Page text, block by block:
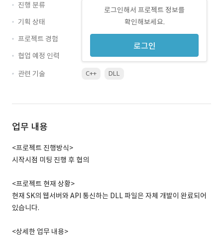
로그인해서 프로젝트 정보를
확인해보세요.
로그인
진행 분류
기획 상태
프로젝트 경험
협업 예정 인력
관련 기술
C++ DLL
업무 내용
<프로젝트 진행방식>
시작시점 미팅 진행 후 협의
<프로젝트 현재 상황>
현재 SK의 웹서버와 API 통신하는 DLL 파일은 자체 개발이 완료되어
있습니다.
<상세한 업무 내용>